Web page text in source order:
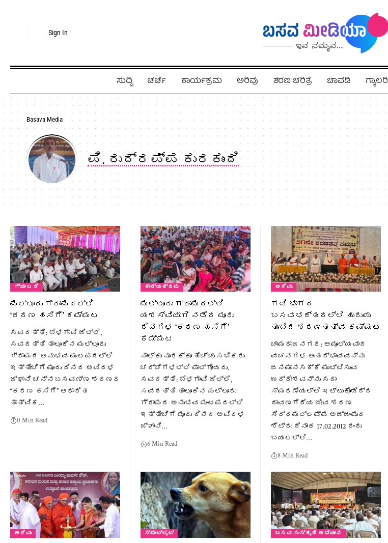
Sign In
ಸುದ್ದಿ ಚರ್ಚೆ ಕಾರ್ಯಕ್ರಮ ಅರಿವು ಶರಣ ಚರಿತ್ರೆ ಚಾವಡಿ ಗ್ಯಾಲರಿ
Basava Media
ಪಿ. ರುದ್ರಪ್ಪ ಕುರಕುಂದಿ
ಗ್ಯಾ ಲರಿ
ಮಲ್ಲೂರು ಗ್ರಾಮದಲ್ಲಿ
‘ಕರಣ ಹಸಿಗೆ’ ಕಮ್ಮಟ
ಸವದತ್ತಿ: ಬೆಳಗಾವಿ ಜಿಲ್ಲೆ,
ಸವದತ್ತಿ ತಾಲೂಕಿನ ಮಲ್ಲೂರು
ಗ್ರಾಮದ ಅನುಭವ ಮಂಟಪದಲ್ಲಿ
ಇತ್ತೀಚಿಗೆ ಮೂರು ದಿನದ ಅವಿರಳ
ಜ್ಞಾನಿ ಚನ್ನಬಸವಣ್ಣ ಶರಣರ
“ಕರಣ ಹಸಿಗೆ” ಆಧಾರಿತ
ತಾತ್ವಿಕ…
0 Min Read
ಕಾರ್ಯಕ್ರಮ
ಮಲ್ಲೂರು ಗ್ರಾಮದಲ್ಲಿ
ಯಶಸ್ವಿಯಾಗಿ ನಡೆದ ಮೂರು
ದಿನಗಳ ‘ಕರಣ ಹಸಿಗೆ’
ಕಮ್ಮಟ
ನಾಲ್ಕು ನೂರಕ್ಕೂ ಹೆಚ್ಚು ಸಭಿಕರು
ಚರ್ಚೆಗಳಲ್ಲಿ ಪಾಲ್ಗೊಂಡರು.
ಸವದತ್ತಿ: ಬೆಳಗಾವಿ ಜಿಲ್ಲೆ,
ಸವದತ್ತಿ ತಾಲೂಕಿನ ಮಲ್ಲೂರು
ಗ್ರಾಮದ ಅನುಭವ ಮಂಟಪದಲ್ಲಿ
ಇತ್ತೀಚಿಗೆ ಮೂರು ದಿನದ ಅವಿರಳ
ಜ್ಞಾನಿ…
6 Min Read
ಅರಿವು
ಗಡಿ ಭಾಗದ
ಬಸವಭಕ್ತರಲ್ಲಿ ಹುರುಪು
ತುಂಬಿದ ಶರಣತತ್ವ ಕಮ್ಮಟ
ಚಾಮರಾಜನಗರ: ಅಮೂಲ್ಯವಾದ
ವಚನಗಳ ಅಂತರ್ಭಾವವನ್ನು
ಜನಮಾನಸಕ್ಕೆ ಮುಟ್ಟಿಸುವ
ಉದ್ದೇಶವನ್ನು ಸದಾ
ಸ್ಮರಣೆಯಲ್ಲಿ ಇಟ್ಟುಕೊಂಡಿದ್ದ
ದಾವಣಗೆರೆಯ ಜೀವ ಶರಣ
ಸಿದ್ದಮಲ್ಲಪ್ಪ ಅಜ್ಜಂಪುರ
ಶೆಟ್ರು ದಿನಾಂಕ 17.02.2012 ರಂದು
ಬಯಲಲ್ಲಿ…
8 Min Read
ಅರಿವು ಸ್ಪಾಟ್‌ಲೈಟ್ ಬಸವ ಸಂಸ್ಕೃತಿ ಅಭಿಯಾನ